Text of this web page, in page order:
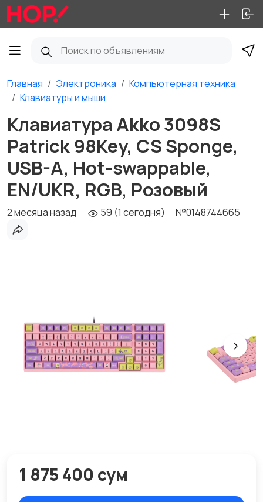
Главная Электроника
Компьютерная техника
Клавиатуры и мыши
Клавиатура Akko 3098S
Patrick 98Key, CS Sponge,
USB-A, Hot-swappable,
EN/UKR, RGB, Розовый
2 месяца назад 59 (1 сегодня) №0148744665
1 875 400 сум